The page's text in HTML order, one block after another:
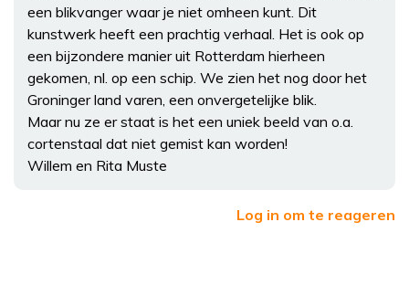
een blikvanger waar je niet omheen kunt. Dit
kunstwerk heeft een prachtig verhaal. Het is ook op
een bijzondere manier uit Rotterdam hierheen
gekomen, nl. op een schip. We zien het nog door het
Groninger land varen, een onvergetelijke blik.
Maar nu ze er staat is het een uniek beeld van o.a.
cortenstaal dat niet gemist kan worden!
Willem en Rita Muste
Log in om te reageren